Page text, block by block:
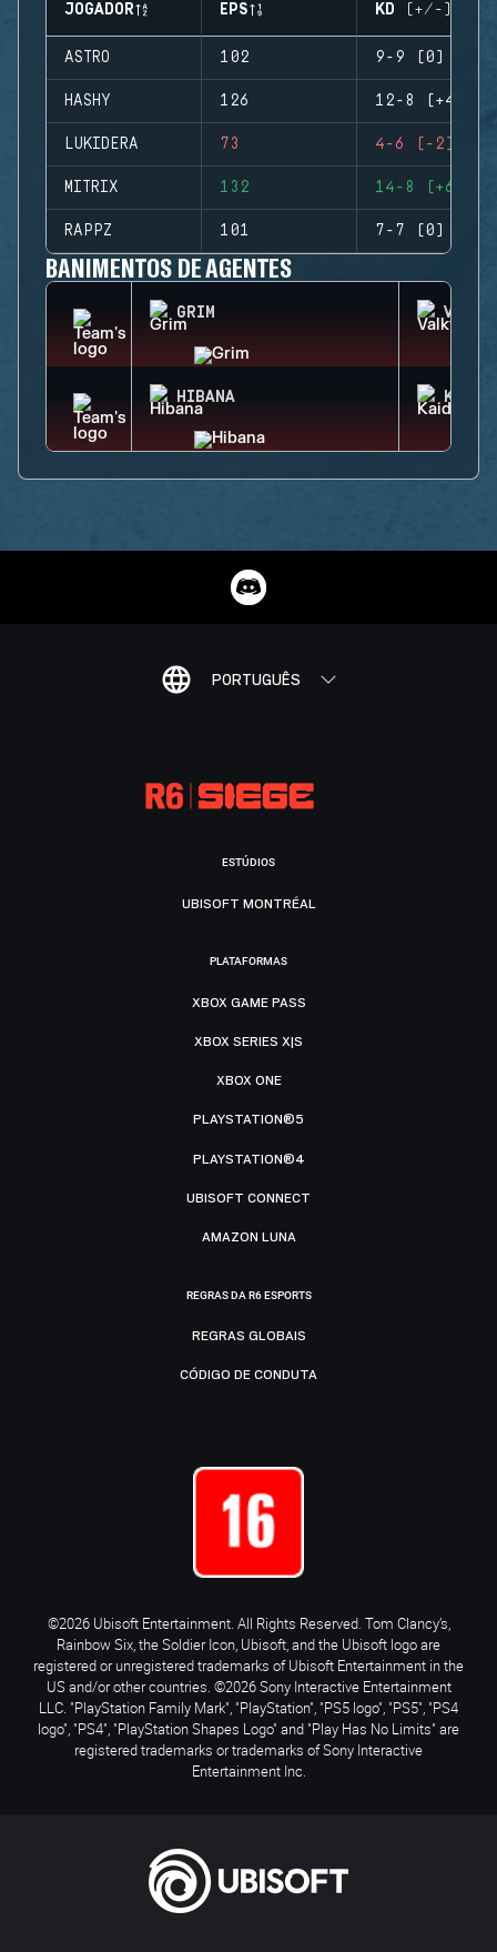
JOGADOR EPS KD (+/-)
ASTRO 102 9-9 (0)
HASHY 126 12-8 (+4)
LUKIDERA 73 4-6 (-2)
MITRIX 132 14-8 (+6)
RAPPZ 101 7-7 (0)
BANIMENTOS DE AGENTES
GRIM
HIBANA KAID
PORTUGUÊS
ESTÚDIOS
UBISOFT MONTRÉAL
PLATAFORMAS
XBOX GAME PASS
XBOX SERIES X|S
XBOX ONE
PLAYSTATION®5
PLAYSTATION®4
UBISOFT CONNECT
AMAZON LUNA
REGRAS DA R6 ESPORTS
REGRAS GLOBAIS
CÓDIGO DE CONDUTA
©2026 Ubisoft Entertainment. All Rights Reserved. Tom Clancy’s,
Rainbow Six, the Soldier Icon, Ubisoft, and the Ubisoft logo are
registered or unregistered trademarks of Ubisoft Entertainment in the
US and/or other countries. ©2026 Sony Interactive Entertainment
LLC. "PlayStation Family Mark", "PlayStation", "PS5 logo", "PS5", "PS4
logo", "PS4", "PlayStation Shapes Logo" and "Play Has No Limits" are
registered trademarks or trademarks of Sony Interactive
Entertainment Inc.